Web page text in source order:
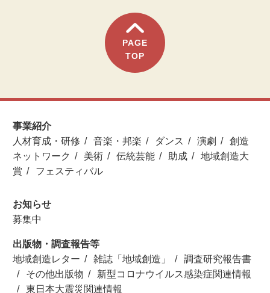
PAGE
TOP
事業紹介
人材育成・研修
音楽・邦楽 ダンス 演劇
創造
ネットワーク
美術 伝統芸能 助成
地域創造大
賞
フェスティバル
お知らせ
募集中
出版物・調査報告等
地域創造レター
雑誌「地域創造」
調査研究報告書
その他出版物
新型コロナウイルス感染症関連情報
東日本大震災関連情報